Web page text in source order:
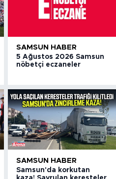
SAMSUN HABER
5 Ağustos 2026 Samsun
nöbetçi eczaneler
SAMSUN HABER
Samsun'da korkutan